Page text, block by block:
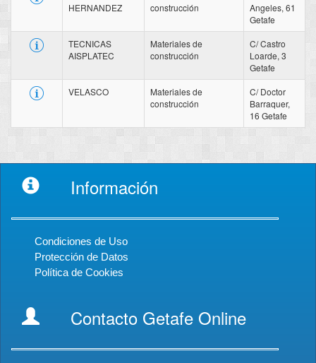
HERNANDEZ
construcción
Angeles, 61
Getafe
TECNICAS
AISPLATEC
Materiales de
construcción
C/ Castro
Loarde, 3
Getafe
VELASCO
Materiales de
construcción
C/ Doctor
Barraquer,
16 Getafe
Información
Condiciones de Uso
Protección de Datos
Política de Cookies
Contacto Getafe Online